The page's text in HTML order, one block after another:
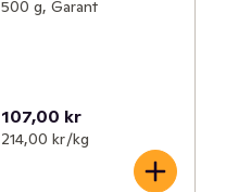
500 g, Garant
107,00 kr
214,00 kr /kg